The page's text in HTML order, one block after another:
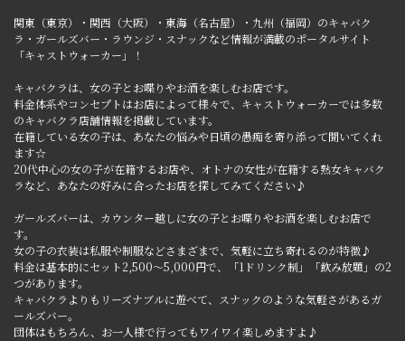
関東（東京）・関西（大阪）・東海（名古屋）・九州（福岡）のキャバク
ラ・ガールズバー・ラウンジ・スナックなど情報が満載のポータルサイト
「キャストウォーカー」！
キャバクラは、女の子とお喋りやお酒を楽しむお店です。
料金体系やコンセプトはお店によって様々で、キャストウォーカーでは多数
のキャバクラ店舗情報を掲載しています。
在籍している女の子は、あなたの悩みや日頃の愚痴を寄り添って聞いてくれ
ます☆
20代中心の女の子が在籍するお店や、オトナの女性が在籍する熟女キャバク
ラなど、あなたの好みに合ったお店を探してみてください♪
ガールズバーは、カウンター越しに女の子とお喋りやお酒を楽しむお店で
す。
女の子の衣装は私服や制服などさまざまで、気軽に立ち寄れるのが特徴♪
料金は基本的にセット2,500～5,000円で、「1ドリンク制」「飲み放題」の2
つがあります。
キャバクラよりもリーズナブルに遊べて、スナックのような気軽さがあるガ
ールズバー。
団体はもちろん、お一人様で行ってもワイワイ楽しめますよ♪